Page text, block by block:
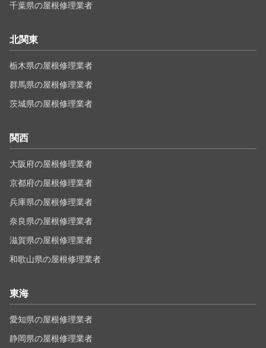
千葉県の屋根修理業者
北関東
栃木県の屋根修理業者
群馬県の屋根修理業者
茨城県の屋根修理業者
関西
大阪府の屋根修理業者
京都府の屋根修理業者
兵庫県の屋根修理業者
奈良県の屋根修理業者
滋賀県の屋根修理業者
和歌山県の屋根修理業者
東海
愛知県の屋根修理業者
静岡県の屋根修理業者